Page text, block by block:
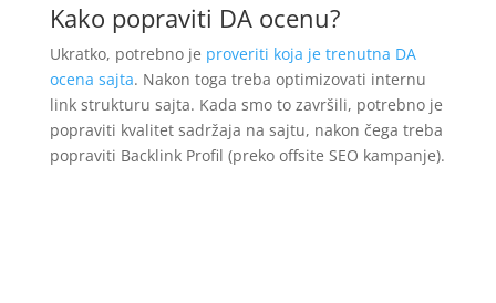
Kako popraviti DA ocenu?
Ukratko, potrebno je proveriti koja je trenutna DA
ocena sajta. Nakon toga treba optimizovati internu
link strukturu sajta. Kada smo to završili, potrebno je
popraviti kvalitet sadržaja na sajtu, nakon čega treba
popraviti Backlink Profil (preko offsite SEO kampanje).